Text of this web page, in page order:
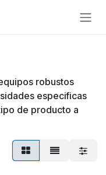
robustos
especificas
de producto a